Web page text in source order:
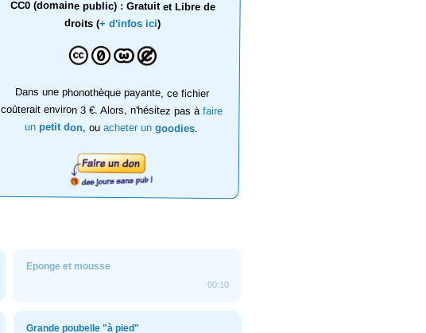
CC0 (domaine public) : Gratuit et Libre de
droits (+ d'infos ici)
Dans une phonothèque payante, ce fichier
coûterait environ 3 €. Alors, n'hésitez pas àfaire
un petit don, ouacheter ungoodies.
Eponge et mousse
00:10
Grande poubelle "à pied"